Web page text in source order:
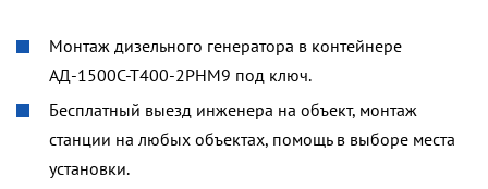
Монтаж дизельного генератора в контейнере
АД-1500С-Т400-2РНМ9 под ключ.
Бесплатный выезд инженера на объект, монтаж
станции на любых объектах, помощь в выборе места
установки.